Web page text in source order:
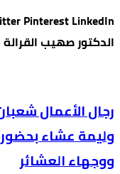
الدكتور صهيب
رجال الأعمال
وليمة عشاء
ووجهاء العشائر